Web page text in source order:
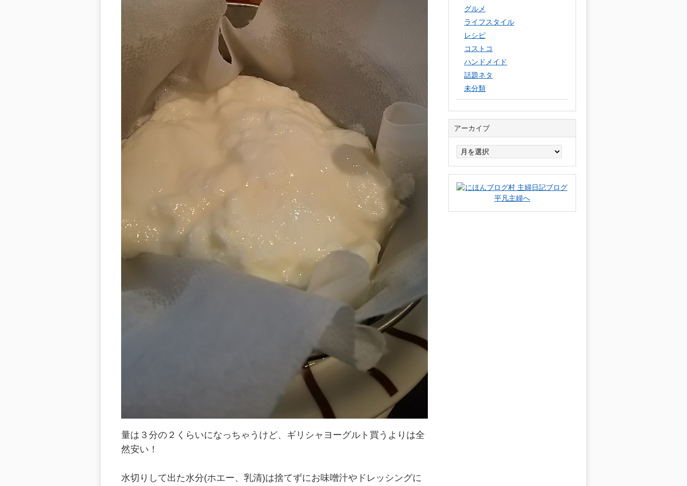
量は３分の２くらいになっちゃうけど、ギリシャヨーグルト買うよりは全
然安い！
水切りして出た水分(ホエー、乳清)は捨てずにお味噌汁やドレッシングに
グルメ
ライフスタイル
レシピ
コストコ
ハンドメイド
話題ネタ
未分類
アーカイブ
イ